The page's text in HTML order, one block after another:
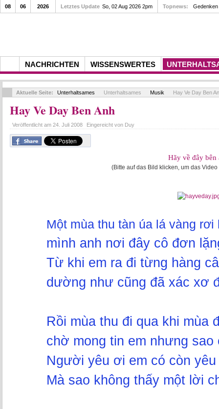
NACHRICHTEN WISSENSWERTES
08 06 2026 Letztes Update So, 02 Aug 2026 2pm Topnews: Gedenken
Aktuelle Seite: Unterhaltsames Unterhaltsames Musik Hay Ve Day Ben
Hay Ve Day Ben Anh
Veröffentlicht am 24. Juli 2008 Eingereicht von Duy
Hãy về đây bên
(Bitte auf das Bild klicken, um das
Một mùa thu tàn úa lá
mình anh nơi đây cô đơn
Từ khi em ra đi từng hàng
dường như cũng đã xác xơ
Rồi mùa thu đi qua khi mùa
chờ mong tin em nhưng sao
Người yêu ơi em có còn
Mà sao không thấy một lời